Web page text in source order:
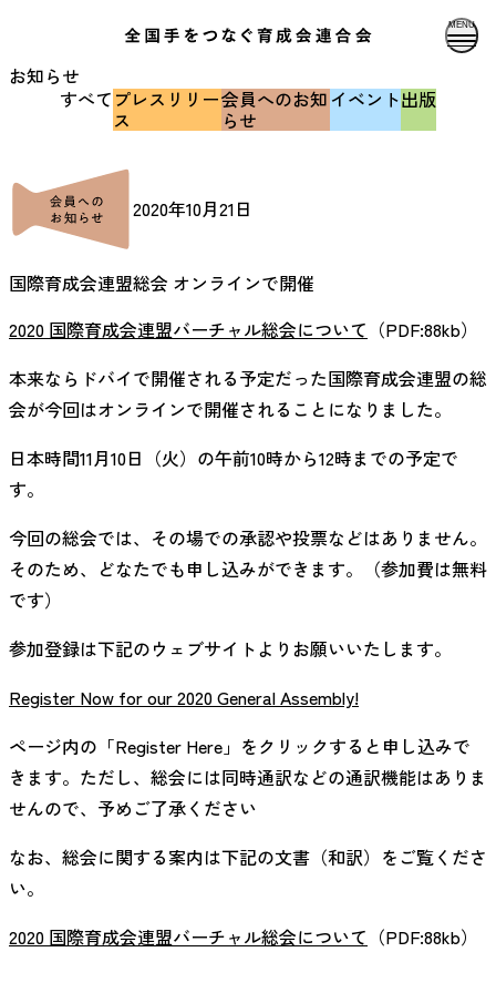
MENU
お知らせ
すべて プレスリリー
ス
会員へのお知
らせ
イベント出版
2020年10月21日
国際育成会連盟総会 オンラインで開催
2020 国際育成会連盟バーチャル総会について （PDF:88kb）
本来ならドバイで開催される予定だった国際育成会連盟の総
会が今回はオンラインで開催されることになりました。
日本時間11月10日（火）の午前10時から12時までの予定で
す。
今回の総会では、その場での承認や投票などはありません。
そのため、どなたでも申し込みができます。（参加費は無料
です）
参加登録は下記のウェブサイトよりお願いいたします。
Register Now for our 2020 General Assembly!
ページ内の「Register Here」をクリックすると申し込みで
きます。ただし、総会には同時通訳などの通訳機能はありま
せんので、予めご了承ください
なお、総会に関する案内は下記の文書（和訳）をご覧くださ
い。
2020 国際育成会連盟バーチャル総会について （PDF:88kb）